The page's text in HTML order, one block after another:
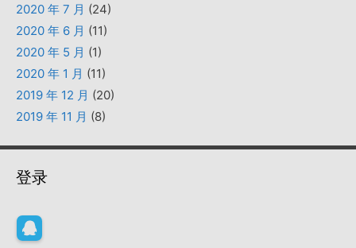
2020 年 7 月 (24)
2020 年 6 月 (11)
2020 年 5 月 (1)
2020 年 1 月 (11)
2019 年 12 月 (20)
2019 年 11 月 (8)
登录